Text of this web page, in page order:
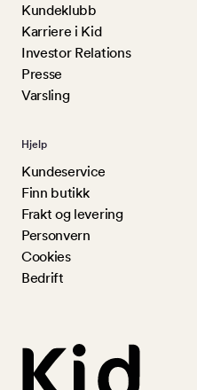
Kundeklubb
Karriere i Kid
Investor Relations
Presse
Varsling
Hjelp
Kundeservice
Finn butikk
Frakt og levering
Personvern
Cookies
Bedrift